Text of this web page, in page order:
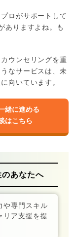
ロがサポートして
ありますよね。も
ウンセリングを重
なサービスは、未
向いています。
緒に進める
はこちら
あなたへ
や専門スキル
リア支援を提